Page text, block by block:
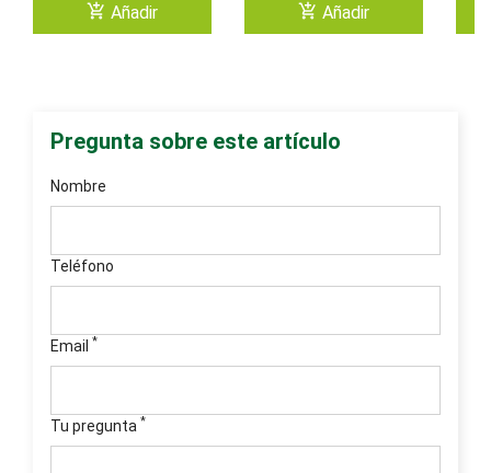
add_shopping_cart Añadir add_shopping_cart Añadir
Pregunta sobre este artículo
Nombre
Teléfono
Email *
Tu pregunta *